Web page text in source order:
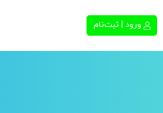
ورود | ثبت‌نام